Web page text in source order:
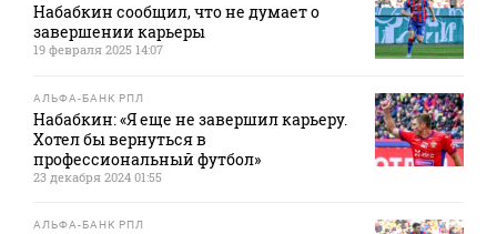
Набабкин сообщил, что не думает о
завершении карьеры
19 февраля 2025 14:07
АЛЬФА-БАНК РПЛ
Набабкин: «Я еще не завершил карьеру.
Хотел бы вернуться в
профессиональный футбол»
23 декабря 2024 01:55
АЛЬФА-БАНК РПЛ